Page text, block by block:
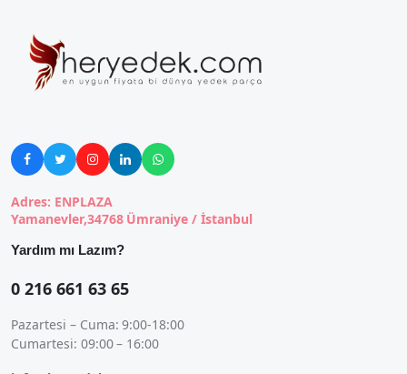
    
Adres: ENPLAZA
Yamanevler,34768 Ümraniye / İstanbul
Yardım mı Lazım?
0 216 661 63 65
Pazartesi – Cuma: 9:00-18:00
Cumartesi: 09:00 – 16:00